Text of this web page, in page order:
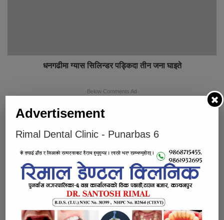
धनगढीमा ग्यास सिलिन्डर पड्किदा तीन जना घाइते
Below Comments Ad
लोकप्रिय प्रतिक्रियाहरु
Advertisement
Rimal Dental Clinic - Punarbas 6